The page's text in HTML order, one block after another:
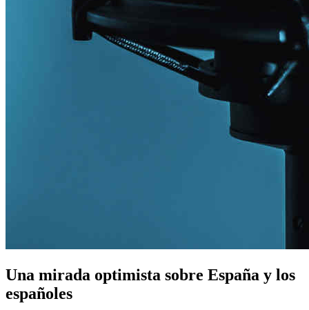
Una mirada optimista sobre España y los
españoles